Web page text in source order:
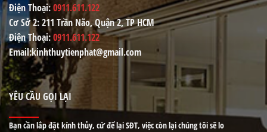
Điện Thoại:0911.611.122
Cơ Sở 2: 211 Trần Não, Quận 2, TP HCM
Điện Thoại:0911.611.122
Email:kinhthuytienphat@gmail.com
YÊU CẦU GỌI LẠI
Bạn cần lắp đặt kính thủy, cứ để lại SĐT, việc còn lại chúng tôi sẽ lo